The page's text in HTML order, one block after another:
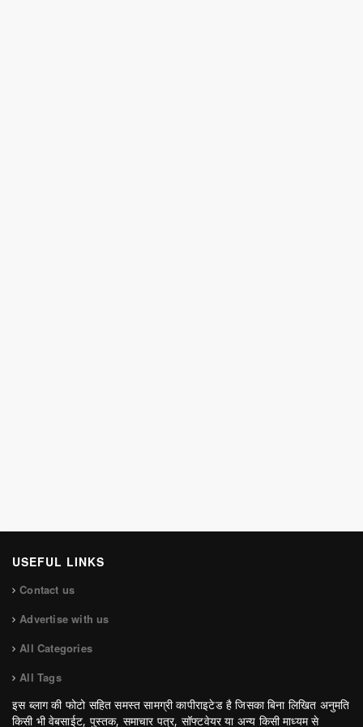
USEFUL LINKS
Contact us
Advertise with us
All Categories
All Tags
इस ब्लाग की फोटो सहित समस्त सामग्री कापीराइटेड है जिसका बिना लिखित अनुमति
किसी भी वेबसाईट, पुस्तक, समाचार पत्र, सॉफ्टवेयर या अन्य किसी माध्यम से